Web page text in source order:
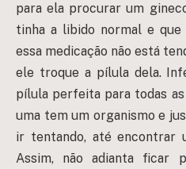
para ela procurar um
tinha a libido normal e que
essa medicação não está
ele troque a pílula dela.
pílula perfeita para todas
uma tem um organismo e
ir tentando, até encontrar
Assim, não adianta ficar